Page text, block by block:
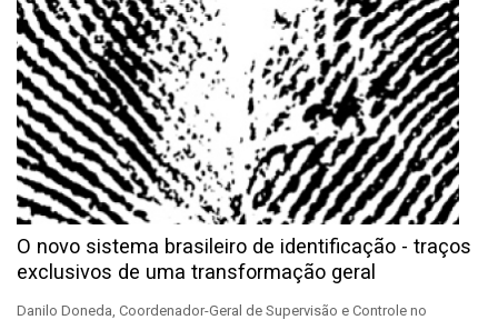
O novo sistema brasileiro de identificação - traços
exclusivos de uma transformação geral
Danilo Doneda, Coordenador-Geral de Supervisão e Controle no